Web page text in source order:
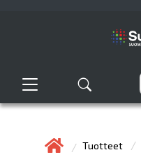
Tuotteet